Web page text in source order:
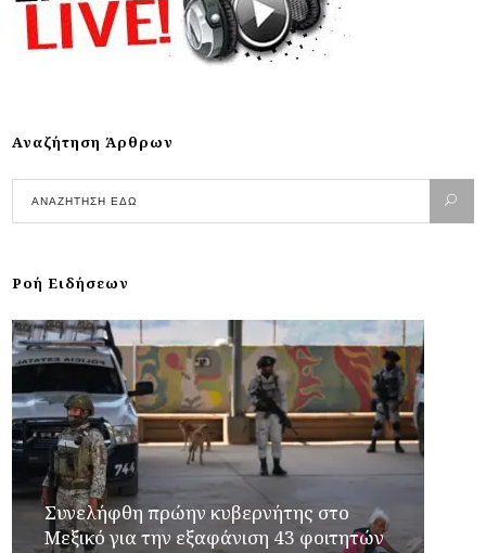
Αναζήτηση Άρθρων
Ροή Ειδήσεων
Συνελήφθη πρώην κυβερνήτης στο
Μεξικό για την εξαφάνιση 43 φοιτητών